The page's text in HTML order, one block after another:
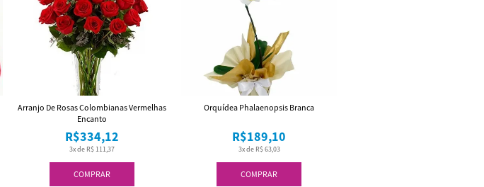
COMPRAR
3x de R$ 111,37
R$334,12
Arranjo De Rosas Colombianas Vermelhas
Encanto
COMPRAR
3x de R$ 63,03
R$189,10
Orquídea Phalaenopsis Branca